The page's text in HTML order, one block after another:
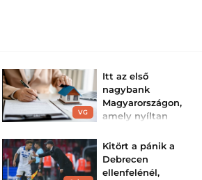
VG
Itt az első
nagybank
Magyarországon,
amely nyíltan
szántania a
kormánynak az
Ottho...
Kitört a pánik a
Debrecen
ellenfelénél,